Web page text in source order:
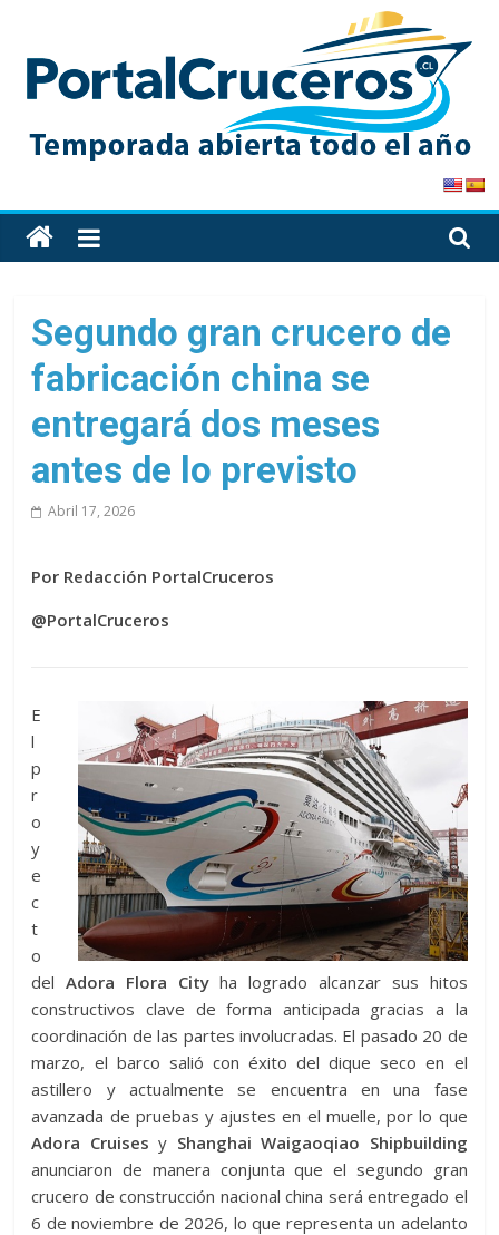
content
PortalCruceros
Toda
la
de
cruceros
en
un
solo
Segundo gran crucero de
fabricación china se
entregará dos meses
antes de lo previsto
Abril 17, 2026
Por Redacción PortalCruceros
@PortalCruceros
E
l
p
r
o
y
e
c
t
o
delAdora Flora Cityha logrado alcanzar sus hitos
constructivos clave de forma anticipada gracias a la
coordinación de las partes involucradas. El pasado 20 de
marzo, el barco salió con éxito del dique seco en el
astillero y actualmente se encuentra en una fase
avanzada de pruebas y ajustes en el muelle, por lo que
Adora Cruises y Shanghai Waigaoqiao Shipbuilding
anunciaron de manera conjunta que el segundo gran
crucero de construcción nacional china será entregado el
6 de noviembre de 2026, lo que representa un adelanto